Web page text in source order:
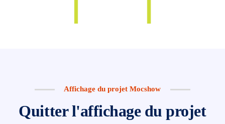
Affichage du projet Mocshow
Quitter l'affichage du projet